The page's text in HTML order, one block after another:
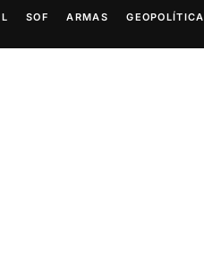
SOF ARMAS GEOPOLÍTICA